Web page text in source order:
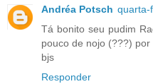
Andréa Potsch quarta-
Tá bonito seu pudim
pouco de nojo (???) por
bjs
Responder